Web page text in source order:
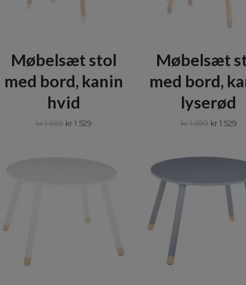
Møbelsæt stol
med bord, kanin
hvid
kr 1 699 kr 1 529
Møbelsæt
med bord,
lyserød
kr 1 699 kr 1 529